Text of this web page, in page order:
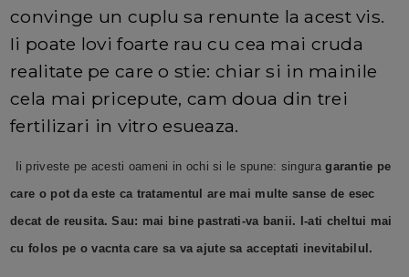
convinge un cuplu sa renunte la acest vis.
Ii poate lovi foarte rau cu cea mai cruda
realitate pe care o stie: chiar si in mainile
cela mai pricepute, cam doua din trei
fertilizari in vitro esueaza.
Ii priveste pe acesti oameni in ochi si le spune: singuragarantie pe
care o pot da este ca tratamentul are mai multe sanse de esec
decat de reusita. Sau: mai bine pastrati-va banii. I-ati cheltui mai
cu folos pe o vacnta care sa va ajute sa acceptati inevitabilul.